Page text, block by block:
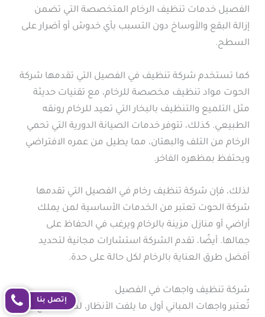
الفصيل خدمات تنظيف الرخام المتخصصة التي تضمن
إزالة البقع والأوساخ دون التسبب بأي خدوش أو أضرار على
السطح.
كما تستخدم شركة تنظيف في الفصيل التي تقدمها شركة
الحوت مواد تنظيف مخصصة للرخام، مع تقنيات حديثة
مثل التلميع والتنظيف بالبخار التي تعيد للرخام رونقه
الطبيعي. كذلك، تتوفر خدمات الصيانة الدورية التي تحمي
الرخام من التلف والبهتان، مما يطيل من عمره الافتراضي
ويحتفظ بمظهره الفاخر.
لذلك، فإن شركة تنظيف رخام في الفصيل التي تقدمها
شركة الحوت تعتبر من الخدمات الأساسية لمن يملك
أراضي أو منازل مزينة بالرخام ويرغب في الحفاظ على
جمالها. أيضًا، تقدم الشركة استشارات مجانية لتحديد
أفضل طرق العناية بالرخام لكل حالة على حدة.
شركة تنظيف واجهات في الفصيل
تُعتبر واجهات المباني أول ما يلفت الأنظار، لذلك تحتاج إلى
إتصل بنا